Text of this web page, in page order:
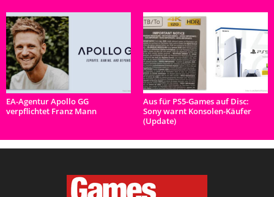
EA-Agentur Apollo GG
verpflichtet Franz Mann
Aus für PS5-Games auf Disc:
Sony warnt Konsolen-Käufer
(Update)